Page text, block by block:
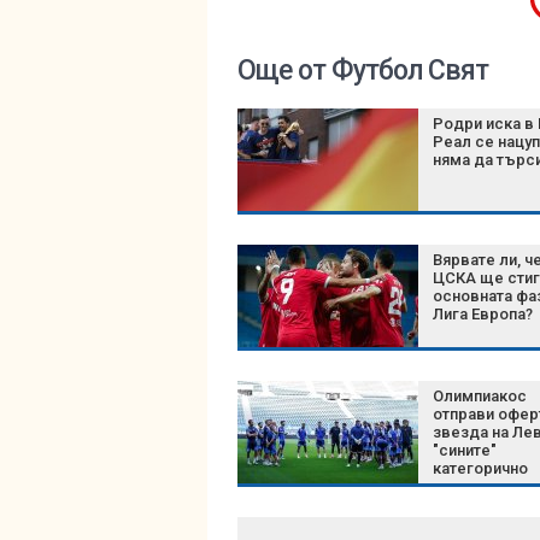
Още от Футбол Свят
Родри иска в
Реал се
няма да
Вярвате ли, че
ЦСКА ще
основната
Лига Европа?
Олимпиакос
отправи
звезда на
"сините"
категорично
отказаха